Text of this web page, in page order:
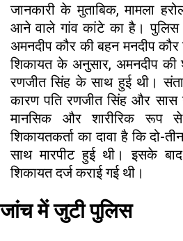
जानकारी के मुताबिक, मामला
आने वाले गांव कांटे का है। पुलिस
अमनदीप कौर की बहन मनदीप
शिकायत के अनुसार, अमनदीप की
रणजीत सिंह के साथ हुई थी।
कारण पति रणजीत सिंह और सास
मानसिक और शारीरिक रूप
शिकायतकर्ता का दावा है कि दो-
साथ मारपीट हुई थी। इसके
शिकायत दर्ज कराई गई थी।
जांच में जुटी पुलिस